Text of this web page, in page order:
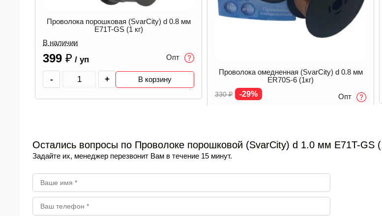
Проволока омедненная (SvarCity) d 0.8 мм
ER70S-6 (1кг)
Проволока порошковая (SvarCity) d 1.0 мм
E71T-GS (5 кг)
+ В корзину
Остались вопросы по Проволоке порошковой (SvarCity) d 1.0 мм E71T-GS
Задайте их, менеджер перезвонит Вам в течение 15 минут.